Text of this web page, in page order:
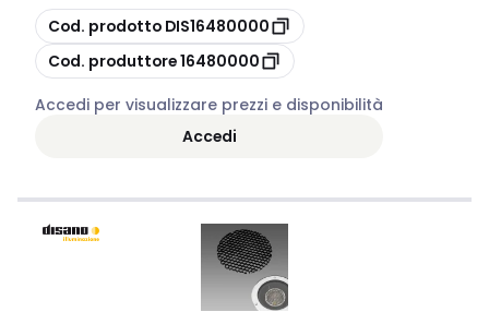
copia
Cod. prodotto DIS16480000
copia
Cod. produttore16480000
Accedi per visualizzare prezzi e disponibilità
Accedi